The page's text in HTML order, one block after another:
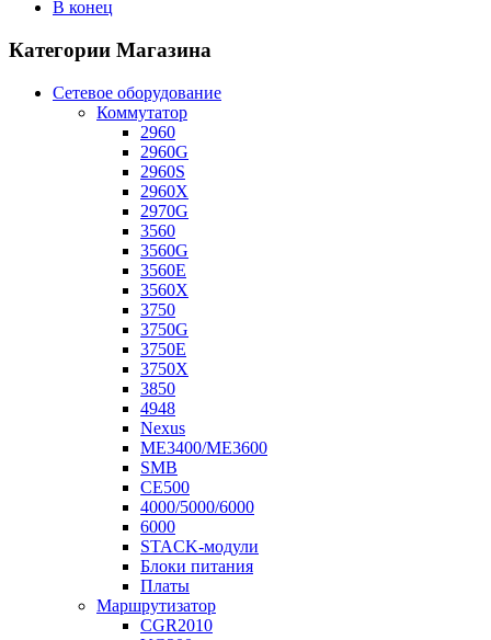
В конец
Категории Магазина
Сетевое оборудование
Коммутатор
2960
2960G
2960S
2960X
2970G
3560
3560G
3560E
3560X
3750
3750G
3750E
3750X
3850
4948
Nexus
ME3400/ME3600
SMB
CE500
4000/5000/6000
6000
STACK-модули
Блоки питания
Платы
Маршрутизатор
CGR2010